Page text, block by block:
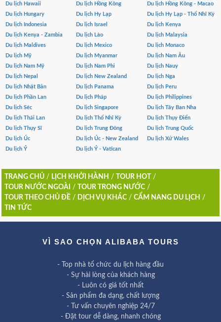
Du lịch Hawaii
Du lịch Hồng Kông
Du lịch Hồng Kông - Macao
Du lịch Hungary
Du lịch Hy Lạp
Du lịch Hy Lạp - Thổ Nhĩ Kỳ
Du lịch Indonesia
Du lịch Israel
Du lịch Kenya
Du lịch Kenya - Zambia
Du lịch Lào
Du lịch Malaysia
Du lịch Maldives
Du lịch Mexico
Du lịch Monaco
Du lịch Mỹ
Du lịch Myanmar
Du lịch Nam Âu
Du lịch Nam Mỹ
Du lịch Nam Phi
Du lịch Nauy
Du lịch Nepal
Du lịch New Zealand
Du lịch Nga
Du lịch Nhật Bản
Du lịch Panama
Du lịch Peru
Du lịch Phần Lan
Du lịch Pháp
Du lịch Philippines
Du lịch Séc
Du lịch Singapore
Du lịch Tây Ban Nha
Du lịch Thái Lan
Du lịch Thổ Nhĩ Kỳ
Du lịch Thụy Điển
Du lịch Thụy Sĩ
Du lịch Trung Đông
Du lịch Trung Quốc
Du lịch Úc
Du lịch Úc - New Zealand
Du lịch Xứ Wales
Du lịch Ý
Du lịch Ý - Vatican
TRANG CHỦ/ LỊCH KHỞI HÀNH / TOUR HOT/
TOUR NƯỚC NGOÀI
/ TOUR TRONG NƯỚC/
TOUR THEO CHỦ ĐỀ/ DỊCH VỤ KHÁC/ CẨM NANG DU LỊCH /
TIN TỨC
VÌ SAO CHỌN ALIBABA TOURS
- Top nhà tổ chức du lịch hàng đầu
- Sự hài lòng của khách hàng
- Luôn có giá tốt nhất
- Sản phẩm đa dạng, chất lượng
- Tư vấn chuyên nghiệp 24/7
- Đặt tour dễ dàng, nhanh chóng